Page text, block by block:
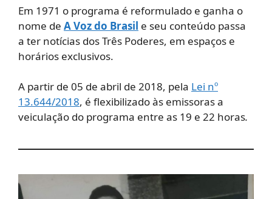
Em 1971 o programa é reformulado e ganha o
nome de A Voz do Brasil e seu conteúdo passa
a ter notícias dos Três Poderes, em espaços e
horários exclusivos.
A partir de 05 de abril de 2018, pela Lei nº
13.644/2018, é flexibilizado às emissoras a
veiculação do programa entre as 19 e 22 horas.